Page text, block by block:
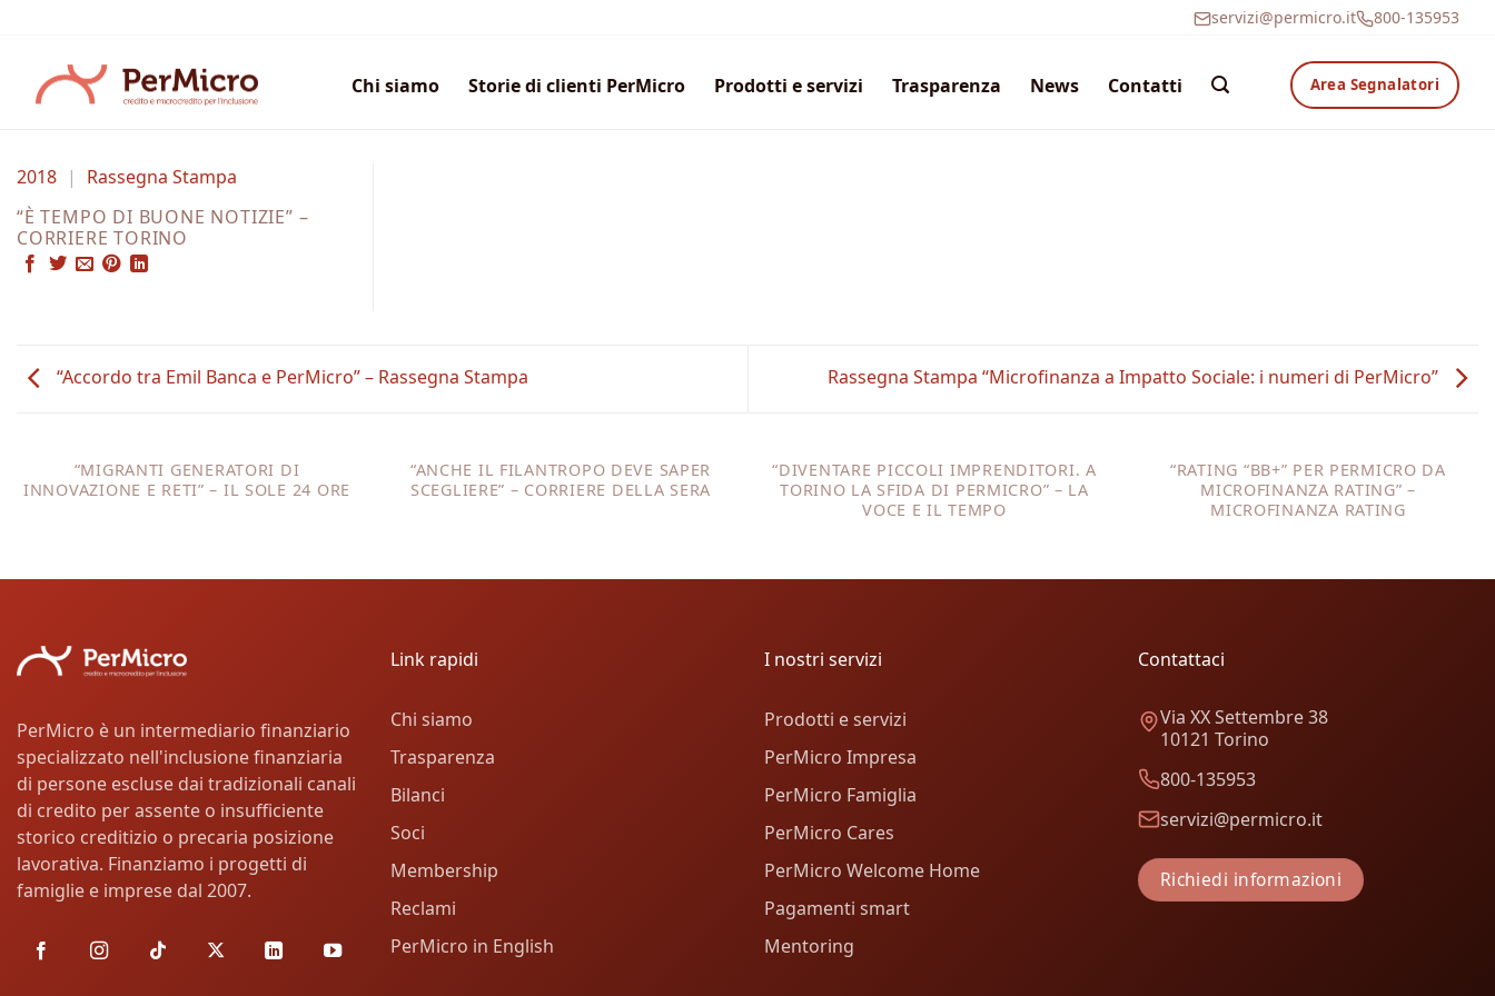
contenuti
servizi@permicro.it 800-135953
Chi siamo Storie di clienti PerMicro Prodotti e servizi Trasparenza News Contatti Area Segnalatori
2018 |
Rassegna Stampa
“È TEMPO DI BUONE NOTIZIE” –
CORRIERE TORINO
“Accordo tra Emil Banca e PerMicro” – Rassegna Stampa Rassegna Stampa “Microfinanza a Impatto Sociale: i numeri di PerMicro”
“MIGRANTI GENERATORI DI
INNOVAZIONE E RETI” – IL SOLE 24 ORE
“ANCHE IL FILANTROPO DEVE SAPER
SCEGLIERE” – CORRIERE DELLA SERA
“DIVENTARE PICCOLI IMPRENDITORI. A
TORINO LA SFIDA DI PERMICRO” – LA
VOCE E IL TEMPO
“RATING “BB+” PER PERMICRO DA
MICROFINANZA RATING” –
MICROFINANZA RATING
PerMicro è un intermediario finanziario
specializzato nell'inclusione finanziaria
di persone escluse dai tradizionali canali
di credito per assente o insufficiente
storico creditizio o precaria posizione
lavorativa. Finanziamo i progetti di
famiglie e imprese dal 2007.
Link rapidi
Chi siamo
Trasparenza
Bilanci
Soci
Membership
Reclami
PerMicro in English
I nostri servizi
Prodotti e servizi
PerMicro Impresa
PerMicro Famiglia
PerMicro Cares
PerMicro Welcome Home
Pagamenti smart
Mentoring
Contattaci
Via XX Settembre 38
10121 Torino
800-135953
servizi@permicro.it
Richiedi informazioni